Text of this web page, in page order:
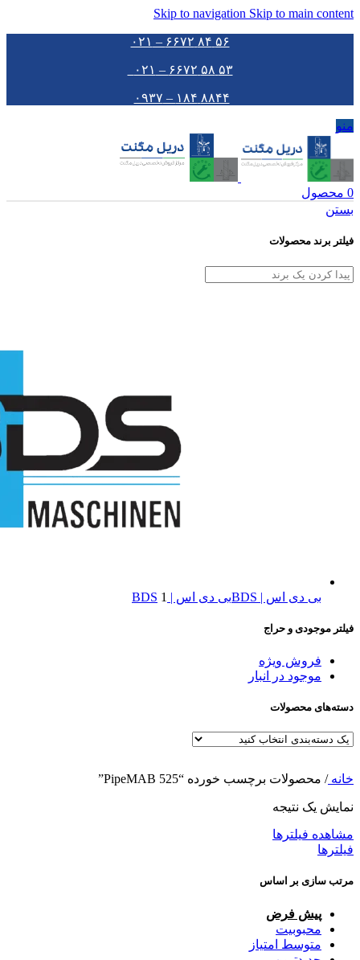
Skip to navigation Skip to main content
۵۶ ۸۴ ۶۶۷۲ – ۰۲۱
۵۳ ۵۸ ۶۶۷۲ – ۰۲۱
۸۸۴۴ ۱۸۴ – ۰۹۳۷
منو
0 محصول
بستن
فیلتر برند محصولات
بی دی اس | BDS بی دی اس | BDS 1
فیلتر موجودی و حراج
فروش ویژه
موجود در انبار
دسته‌های محصولات
خانه/ محصولات برچسب خورده “PipeMAB 525”
نمایش یک نتیجه
مشاهده فیلترها
فیلترها
مرتب سازی بر اساس
پیش فرض
محبوبیت
متوسط امتیاز